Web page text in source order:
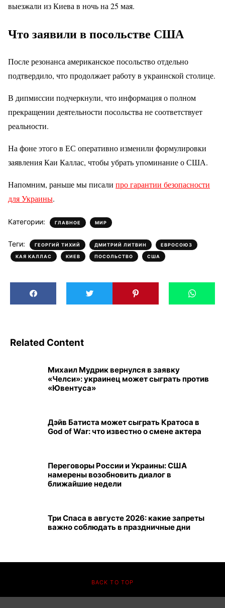
выезжали из Киева в ночь на 25 мая.
Что заявили в посольстве США
После резонанса американское посольство отдельно
подтвердило, что продолжает работу в украинской столице.
В дипмиссии подчеркнули, что информация о полном
прекращении деятельности посольства не соответствует
реальности.
На фоне этого в ЕС оперативно изменили формулировки
заявления Каи Каллас, чтобы убрать упоминание о США.
Напомним, раньше мы писали про гарантии безопасности
для Украины.
Категории: ГЛАВНОЕ , МИР
Теги: ГЕОРГИЙ ТИХИЙ , ДМИТРИЙ ЛИТВИН , ЕВРОСОЮЗ ,
КАЯ КАЛЛАС , КИЕВ , ПОСОЛЬСТВО , США
Related Content
Михаил Мудрик вернулся в заявку
«Челси»: украинец может сыграть против
«Ювентуса»
Дэйв Батиста может сыграть Кратоса в
God of War: что известно о смене актера
Переговоры России и Украины: США
намерены возобновить диалог в
ближайшие недели
Три Спаса в августе 2026: какие запреты
важно соблюдать в праздничные дни
BACK TO TOP